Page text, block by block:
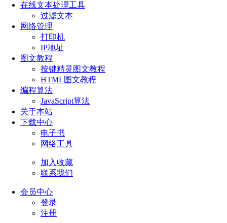
在线文本处理工具
过滤文本
网络管理
打印机
IP地址
图文教程
按键精灵图文教程
HTML图文教程
编程算法
JavaScript算法
关于本站
下载中心
电子书
网络工具
加入收藏
联系我们
会员中心
登录
注册